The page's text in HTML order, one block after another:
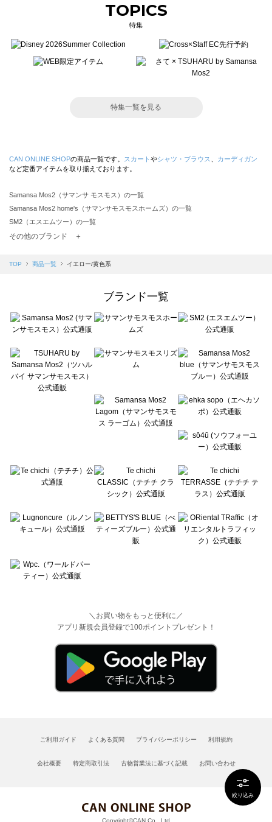
絞り込み
TOPICS
特集
特集一覧を見る
CAN ONLINE SHOPの商品一覧です。 スカート やシャツ・ブラウス
カーディガン
など定番アイテムを取り揃えております。
Samansa Mos2（サマンサ モスモス）の一覧
Samansa Mos2 home's（サマンサモスモスホームズ）の一覧
SM2（エスエムツー）の一覧
TSUHARU by Samansa Mos2（ツハルバイサマンサモスモス）の一覧
Samansa Mos2 blue（サマンサモスモス ブルー）の一覧
Te chichi（テチチ）の一覧
Te chichi CLASSIC（テチチ クラシック）の一覧
Lugnoncure（ルノンキュール）の一覧
BETTY'S BLUE（べティーズブルー）の一覧
Wpc.（ワールドパーティー）の一覧
その他のブランド ＋
TOP 商品一覧 イエロー/黄色系
ブランド一覧
＼お買い物をもっと便利に／
アプリ新規会員登録で100ポイントプレゼント！
ご利用ガイド よくある質問 プライバシーポリシー 利用規約
会社概要 特定商取引法 古物営業法に基づく記載 お問い合わせ
Copyright©CAN Co., Ltd